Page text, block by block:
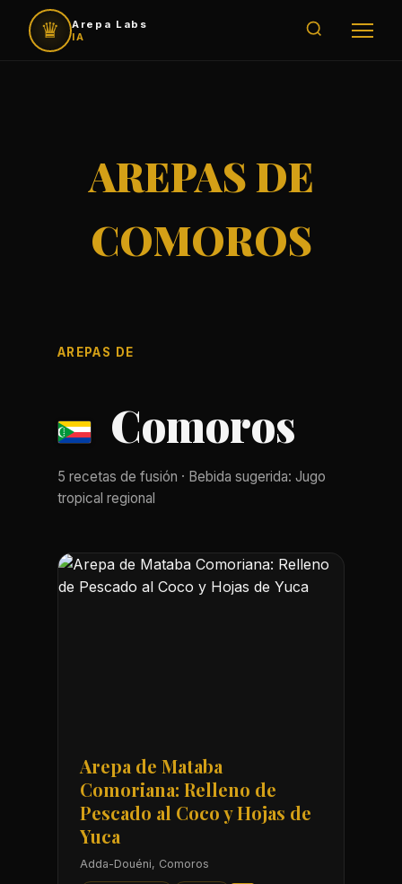
♛
Arepa Labs
IA
AREPAS DE
COMOROS
AREPAS DE
Comoros
5 recetas de fusión · Bebida sugerida: Jugo
tropical regional
Arepa de Mataba
Comoriana: Relleno de
Pescado al Coco y Hojas de
Yuca
Adda-Douéni, Comoros